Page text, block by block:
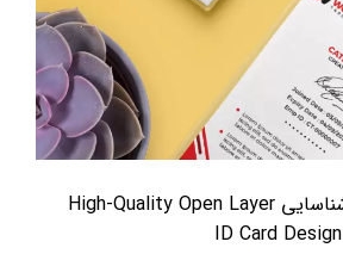
فایل لایه باز کارت شناسایی High-Quality Open Layer
ID Card Design